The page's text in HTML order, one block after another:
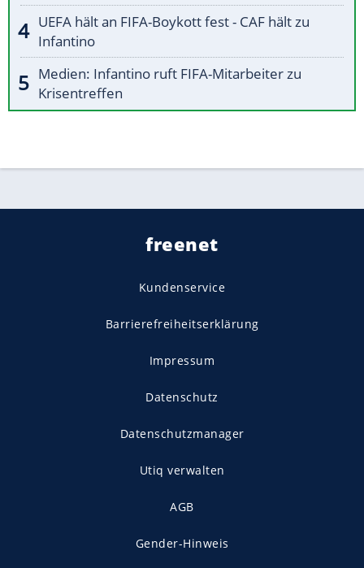
UEFA hält an FIFA-Boykott fest - CAF hält zu
Infantino
Medien: Infantino ruft FIFA-Mitarbeiter zu
Krisentreffen
freenet
Kundenservice
Barrierefreiheitserklärung
Impressum
Datenschutz
Datenschutzmanager
Utiq verwalten
AGB
Gender-Hinweis